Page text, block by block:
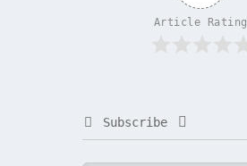
Article Rating
Subscribe